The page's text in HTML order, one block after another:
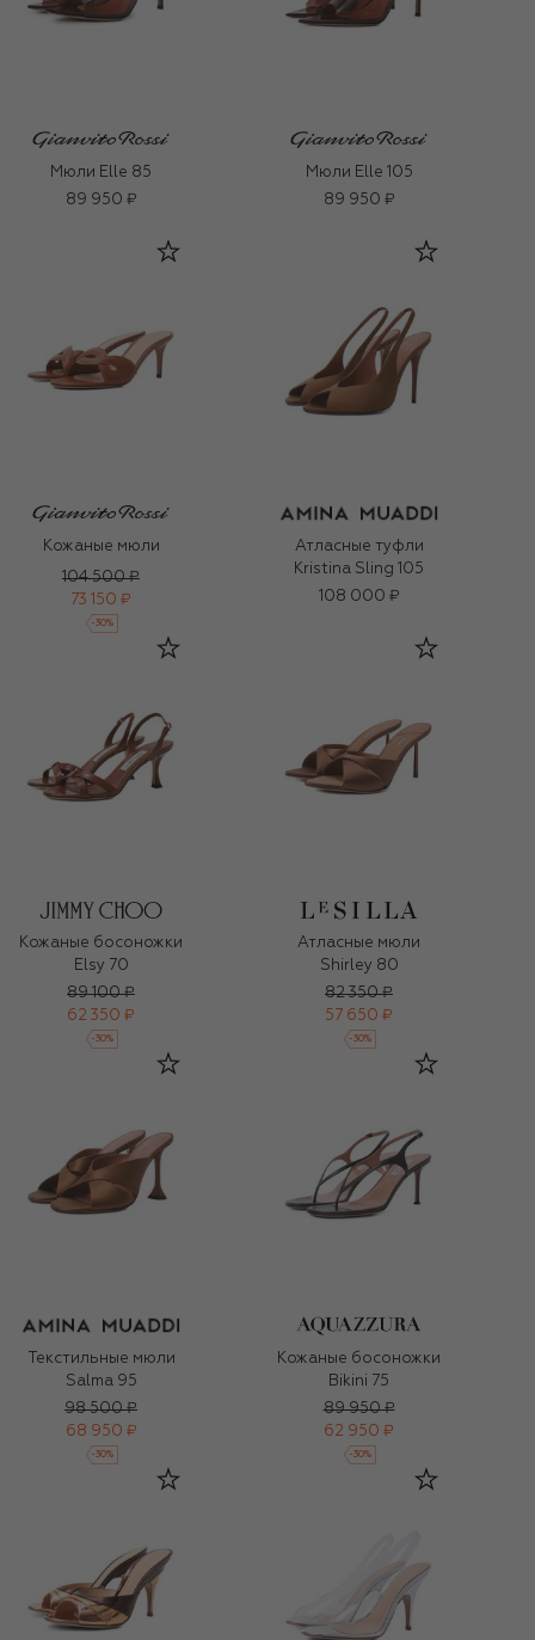
Мюли Elle 85
89 950 ₽
Мюли Elle 105
89 950 ₽
Кожаные мюли
104 500 ₽
73 150 ₽
-30%
Атласные туфли
Kristina Sling 105
108 000 ₽
Кожаные босоножки
Elsy 70
89 100 ₽
62 350 ₽
-30%
Атласные мюли
Shirley 80
82 350 ₽
57 650 ₽
-30%
Текстильные мюли
Salma 95
98 500 ₽
68 950 ₽
-30%
Кожаные босоножки
Bikini 75
89 950 ₽
62 950 ₽
-30%